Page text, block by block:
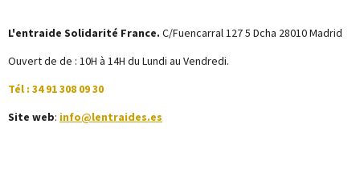
L'entraide Solidarité France. C/Fuencarral 127 5 Dcha 28010 Madrid
Ouvert de de : 10H à 14H du Lundi au Vendredi.
Tél : 34 91 308 09 30
Site web: info@lentraides.es